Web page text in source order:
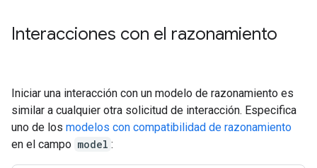
Interacciones con el razonamiento
Iniciar una interacción con un modelo de razonamiento es
similar a cualquier otra solicitud de interacción. Especifica
uno de los modelos con compatibilidad de razonamiento
en el campo model :